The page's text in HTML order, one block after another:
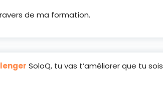
de ma formation.
SoloQ, tu vas t’améliorer que tu sois